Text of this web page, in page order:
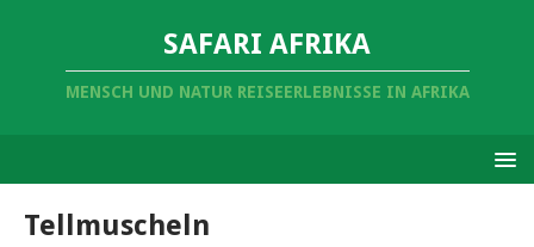
SAFARI AFRIKA
MENSCH UND NATUR REISEERLEBNISSE IN AFRIKA
Tellmuscheln